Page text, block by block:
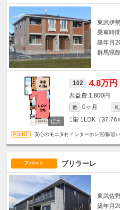
東武伊
乗車時
築年月
群馬県
102 4.8万円
1,800円
敷 0ヶ月 礼
1階 1LDK（37.76
安心のモニタ付インターホン完備/追
アパート ブリラーレ
東武佐
築年月